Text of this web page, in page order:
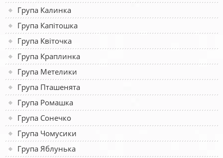
Група Калинка
Група Капітошка
Група Квіточка
Група Краплинка
Група Метелики
Група Пташенята
Група Ромашка
Група Сонечко
Група Чомусики
Група Яблунька